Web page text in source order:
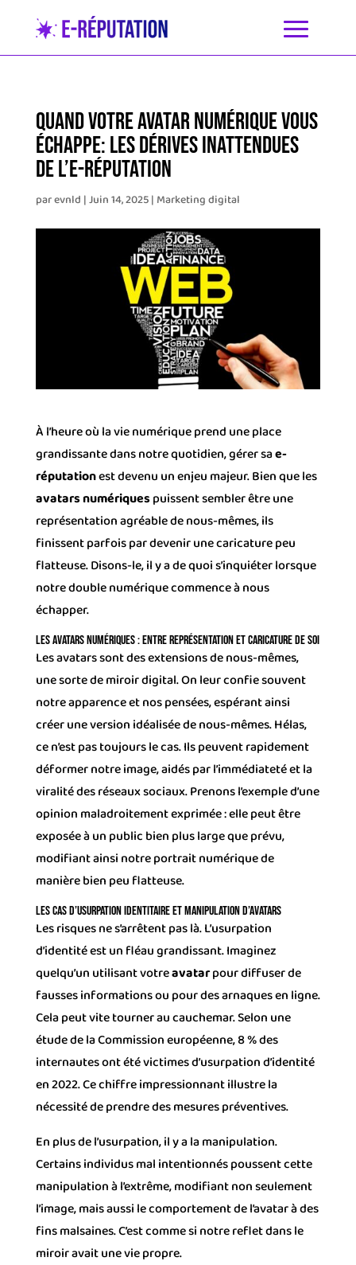
Quand Votre Avatar Numérique Vous
Échappe: Les Dérives Inattendues
de l’E-réputation
parevnld |Juin 14, 2025| Marketing digital
À l’heure où la vie numérique prend une place
grandissante dans notre quotidien, gérer sae-
réputationest devenu un enjeu majeur. Bien que les
avatars numériquespuissent sembler être une
représentation agréable de nous-mêmes, ils
finissent parfois par devenir une caricature peu
flatteuse. Disons-le, il y a de quoi s’inquiéter lorsque
notre double numérique commence à nous
échapper.
Les Avatars Numériques : Entre Représentation et Caricature de Soi
Les avatars sont des extensions de nous-mêmes,
une sorte de miroir digital. On leur confie souvent
notre apparence et nos pensées, espérant ainsi
créer une version idéalisée de nous-mêmes. Hélas,
ce n’est pas toujours le cas. Ils peuvent rapidement
déformer notre image, aidés par l’immédiateté et la
viralité des réseaux sociaux. Prenons l’exemple d’une
opinion maladroitement exprimée : elle peut être
exposée à un public bien plus large que prévu,
modifiant ainsi notre portrait numérique de
manière bien peu flatteuse.
Les Cas d’Usurpation Identitaire et Manipulation d’Avatars
Les risques ne s’arrêtent pas là. L’usurpation
d’identité est un fléau grandissant. Imaginez
quelqu’un utilisant votreavatarpour diffuser de
fausses informations ou pour des arnaques en ligne.
Cela peut vite tourner au cauchemar. Selon une
étude de la Commission européenne, 8 % des
internautes ont été victimes d’usurpation d’identité
en 2022. Ce chiffre impressionnant illustre la
nécessité de prendre des mesures préventives.
En plus de l’usurpation, il y a la manipulation.
Certains individus mal intentionnés poussent cette
manipulation à l’extrême, modifiant non seulement
l’image, mais aussi le comportement de l’avatar à des
fins malsaines. C’est comme si notre reflet dans le
miroir avait une vie propre.